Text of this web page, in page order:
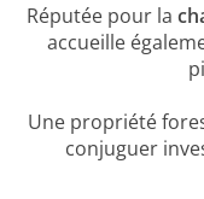
Réputée pour la
accueille
Une propriété
conjuguer